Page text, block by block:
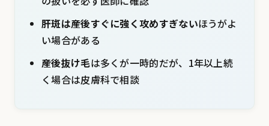
肝斑は産後すぐに強く攻めすぎないほうがよ
い場合がある
産後抜け毛は多くが一時的だが、1年以上続
く場合は皮膚科で相談